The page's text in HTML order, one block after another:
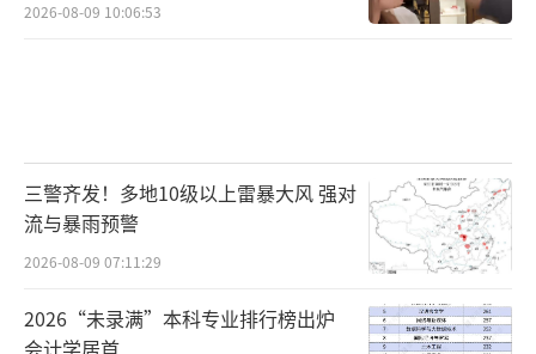
2026-08-09 10:06:53
三警齐发！多地10级以上雷暴大风 强对
流与暴雨预警
2026-08-09 07:11:29
2026“未录满”本科专业排行榜出炉
会计学居首